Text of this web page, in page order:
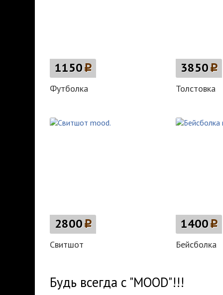
1150p
Футболка
3850p
Толстовка
2800p
Свитшот
1400p
Бейсболка
Будь всегда с "MOOD"!!!